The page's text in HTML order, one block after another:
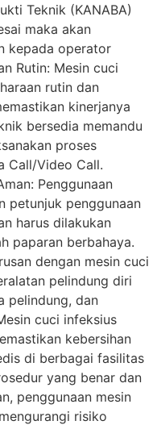
Teknik (KANABA)
maka akan
kepada operator
Rutin: Mesin cuci
rutin dan
kinerjanya
bersedia memandu
proses
Call/Video Call.
Penggunaan
petunjuk penggunaan
harus dilakukan
paparan berbahaya.
dengan mesin cuci
pelindung diri
pelindung, dan
cuci infeksius
kebersihan
di berbagai fasilitas
yang benar dan
penggunaan mesin
risiko